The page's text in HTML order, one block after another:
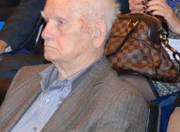
пути совершенствования